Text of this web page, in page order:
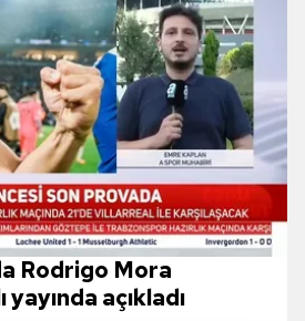
Rodrigo Mora
yayında açıkladı